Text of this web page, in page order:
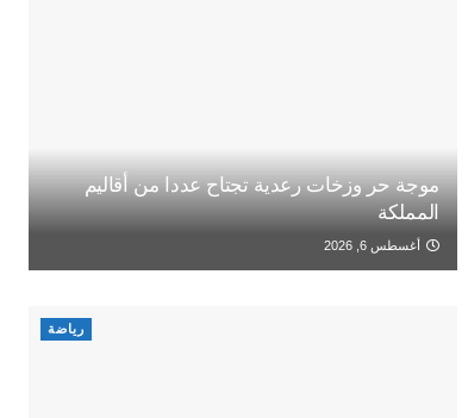
موجة حر وزخات رعدية تجتاح عددا من أقاليم
المملكة
أغسطس 6, 2026
رياضة